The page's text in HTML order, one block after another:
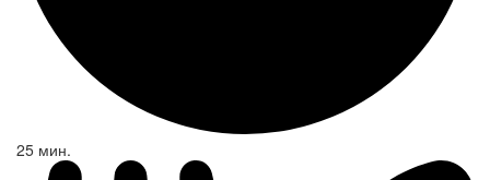
25 мин.